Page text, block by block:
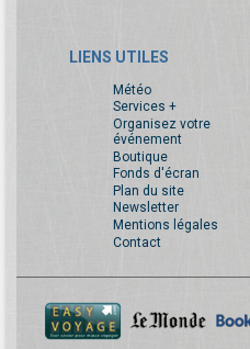
LIENS UTILES
Météo
Services +
Organisez votre
événement
Boutique
Fonds d'écran
Plan du site
Newsletter
Mentions légales
Contact